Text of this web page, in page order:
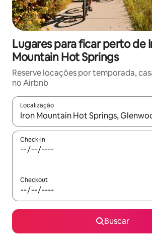
Lugares para ficar perto de
Mountain Hot Springs
Reserve locações por temporada,
no Airbnb
Localização
Quando os resultados estiverem
Check-in
Checkout
Buscar